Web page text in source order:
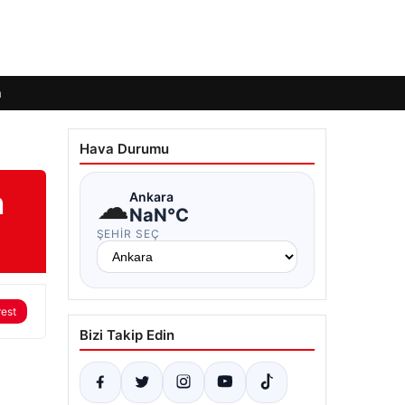
Hava Durumu
☁Ankara
NaN°C
ŞEHIR SEÇ
Bizi Takip Edin